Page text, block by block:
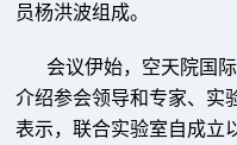
员杨洪波组成。
会议伊始，空天院国
介绍参会领导和专家、实
表示，联合实验室自成立